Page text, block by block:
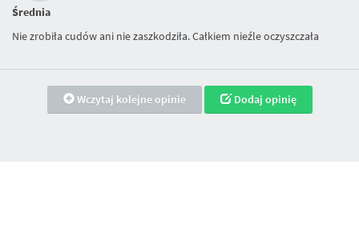
Średnia
Nie zrobiła cudów ani nie zaszkodziła. Całkiem nieźle oczyszczała
Wczytaj kolejne opinie Dodaj opinię